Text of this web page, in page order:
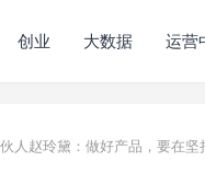
创业 大数据 运营
人赵玲黛：做好产品，要在坚